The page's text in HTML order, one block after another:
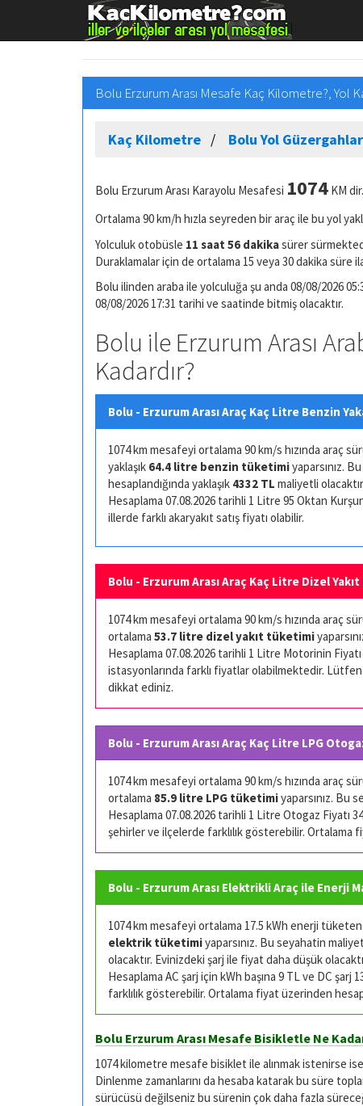
Bolu Erzurum Arası Mesafe Kaç Kilometre?, Yol
Kaç Kilometre Bolu Yol
Bolu Erzurum Arası Karayolu Mesafesi 1074 KM dir.
Ortalama 90 km/h hızla seyreden bir araç ile bu yol
Yolculuk otobüsle 11 saat 56 dakikasürer
Duraklamalar için de ortalama 15 veya 30 dakika süre
Bolu ilinden araba ile yolculuğa şu anda 08/08/2026
08/08/2026 17:31 tarihi ve saatinde bitmiş olacaktır.
Bolu ile Erzurum Arası
Kadardır?
Bolu - Erzurum Arası Araç Kaç Litre Benzin
1074 km mesafeyi ortalama 90 km/s hızında araç
yaklaşık 64.4 litre benzin tüketimiyaparsınız.
hesaplandığında yaklaşık 4332 TL maliyetli
Hesaplama 07.08.2026 tarihli 1 Litre 95 Oktan
illerde farklı akaryakıt satış fiyatı olabilir.
Bolu - Erzurum Arası Araç Kaç Litre Dizel
1074 km mesafeyi ortalama 90 km/s hızında araç
ortalama 53.7 litre dizel yakıt tüketimi
Hesaplama 07.08.2026 tarihli 1 Litre Motorinin Fiyatı
istasyonlarında farklı fiyatlar olabilmektedir.
dikkat ediniz.
Bolu - Erzurum Arası Araç Kaç Litre LPG
1074 km mesafeyi ortalama 90 km/s hızında araç
ortalama 85.9 litre LPG tüketimiyaparsınız. Bu
Hesaplama 07.08.2026 tarihli 1 Litre Otogaz Fiyatı
şehirler ve ilçelerde farklılık gösterebilir. Ortalama
Bolu - Erzurum Arası Elektrikli Araç ile Enerji
1074 km mesafeyi ortalama 17.5 kWh enerji
elektrik tüketimiyaparsınız. Bu seyahatin
olacaktır. Evinizdeki şarj ile fiyat daha düşük
Hesaplama AC şarj için kWh başına 9 TL ve DC şarj
farklılık gösterebilir. Ortalama fiyat üzerinden
Bolu Erzurum Arası Mesafe Bisikletle Ne
1074 kilometre mesafe bisiklet ile alınmak istenirse
Dinlenme zamanlarını da hesaba katarak bu süre
sürücüsü değilseniz bu sürenin çok daha fazla